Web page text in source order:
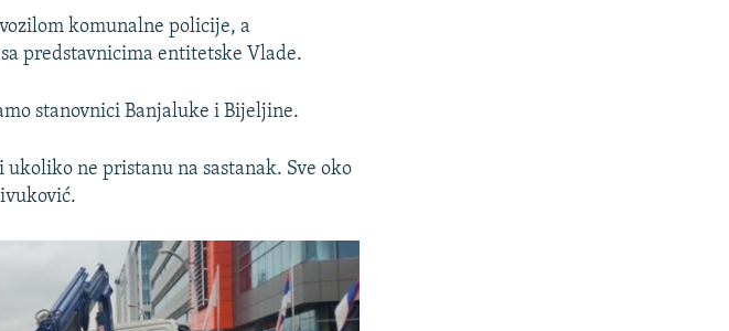
komunalne policije, a
predstavnicima entitetske Vlade.
stanovnici Banjaluke i Bijeljine.
ne pristanu na sastanak. Sve oko